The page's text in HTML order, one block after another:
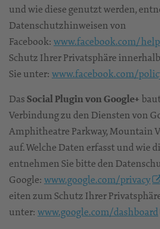
und wie diese genutzt werden,
Datenschutzhinweisen von
Facebook: www.facebook.com/help
Schutz Ihrer Privatsphäre
Sie unter: www.facebook.com/
DasSocial Plugin von Google+
Verbindung zu den Diensten von
Amphitheatre Parkway, Mountain
auf. Welche Daten erfasst und wie
entnehmen Sie bitte den
Google: www.google.com/privacy
eiten zum Schutz Ihrer
unter: www.google.com/dashboard